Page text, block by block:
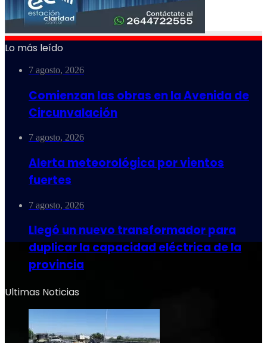
Lo más leído
7 agosto, 2026
Comienzan las obras en la Avenida de
Circunvalación
7 agosto, 2026
Alerta meteorológica por vientos
fuertes
7 agosto, 2026
Llegó un nuevo transformador para
duplicar la capacidad eléctrica de la
provincia
Ultimas Noticias